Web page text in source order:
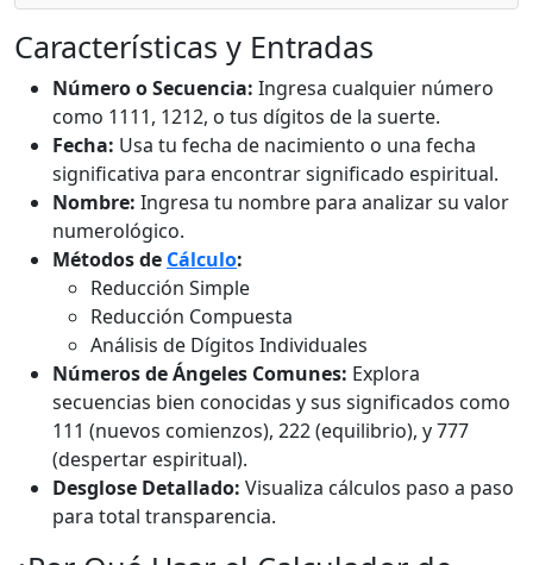
Características y Entradas
Número o Secuencia: Ingresa cualquier número
como 1111, 1212, o tus dígitos de la suerte.
Fecha: Usa tu fecha de nacimiento o una fecha
significativa para encontrar significado espiritual.
Nombre: Ingresa tu nombre para analizar su valor
numerológico.
Métodos de Cálculo:
Reducción Simple
Reducción Compuesta
Análisis de Dígitos Individuales
Números de Ángeles Comunes: Explora
secuencias bien conocidas y sus significados como
111 (nuevos comienzos), 222 (equilibrio), y 777
(despertar espiritual).
Desglose Detallado: Visualiza cálculos paso a paso
para total transparencia.